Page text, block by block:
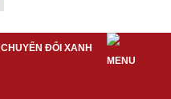
CHUYỂN ĐỔI XANH